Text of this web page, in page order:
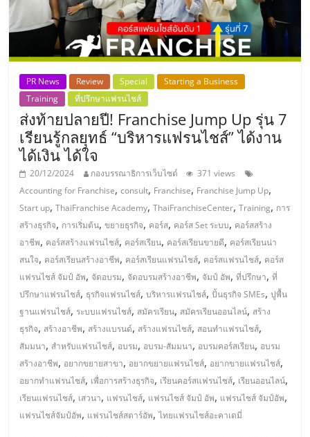
PR News Review Special
Starting a Business
Training
ที่ปรึกษาแฟรนไชส์
ส่งท้ายปลายปี! Franchise Jump Up รุ่น 7
เรียนรู้กลยุทธ์ “บริหารแฟรนไชส์” ได้งาน
ได้เงิน ได้ใจ
20/12/2024 กองบรรณาธิการเว็บไซต์
371 views
Accounting for Franchise,consult, Franchise, Franchise Jump Up,
Start up,ThaiFranchise Academy,ThaiFranchiseCenter,Training, การ
สร้างธุรกิจ, การเริ่มต้น,ขยายธุรกิจ, คอร์ส, คอร์ส Set ระบบ, คอร์สสร้าง
อาชีพ, คอร์สสร้างแฟรนไชส์, คอร์สเรียน, คอร์สเรียนขายดี, คอร์สเรียนน่า
สนใจ, คอร์สเรียนสร้างอาชีพ, คอร์สเรียนแฟรนไชส์, คอร์สแฟรนไชส์, คอร์ส
แฟรนไชส์ จัมป์ อัพ, จัดอบรม, จัดอบรมสร้างอาชีพ, จัมป์ อัพ,ที่ปรึกษา,ที่
ปรึกษาแฟรนไชส์, ธุรกิจแฟรนไชส์,บริหารแฟรนไชส์,ปั้นธุรกิจ SMEs,ปูพื้น
ฐานแฟรนไชส์, ระบบแฟรนไชส์, สมัครเรียน, สมัครเรียนออนไลน์, สร้าง
ธุรกิจ, สร้างอาชีพ, สร้างแบรนด์, สร้างแฟรนไชส์, สอนทำแฟรนไชส์,
สัมมนา, สำหรับแฟรนไชส์, อบรม, อบรม-สัมมนา, อบรมคอร์สเรียน, อบรม
สร้างอาชีพ, อยากขยายสาขา, อยากขยายแฟรนไชส์, อยากขายแฟรนไชส์,
อยากทำแฟรนไชส์, เพื่อการสร้างธุรกิจ, เรียนคอร์สแฟรนไชส์, เรียนออนไลน์,
เรียนแฟรนไชส์, เสวนา, แฟรนไชส์, แฟรนไชส์ จัมป์ อัพ, แฟรนไชส์ จัมป์อัพ,
แฟรนไชส์จัมป์อัพ, แฟรนไชส์สตาร์อัพ,ไทยแฟรนไชส์อะคาเดมี่